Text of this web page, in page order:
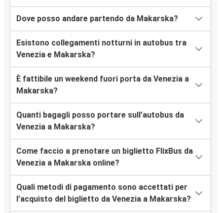
Dove posso andare partendo da Makarska?
Esistono collegamenti notturni in autobus tra
Venezia e Makarska?
È fattibile un weekend fuori porta da Venezia a
Makarska?
Quanti bagagli posso portare sull’autobus da
Venezia a Makarska?
Come faccio a prenotare un biglietto FlixBus da
Venezia a Makarska online?
Quali metodi di pagamento sono accettati per
l’acquisto del biglietto da Venezia a Makarska?